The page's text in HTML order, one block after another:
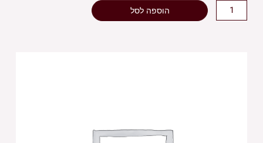
כמות
של
הוספה לסל